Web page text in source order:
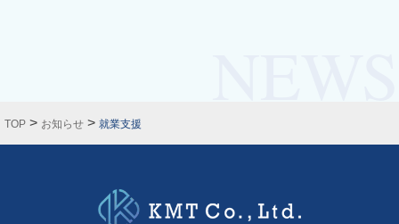
TOP > お知らせ > 就業支援